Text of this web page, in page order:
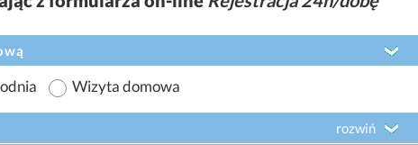
Wizyta domowa
rozwiń